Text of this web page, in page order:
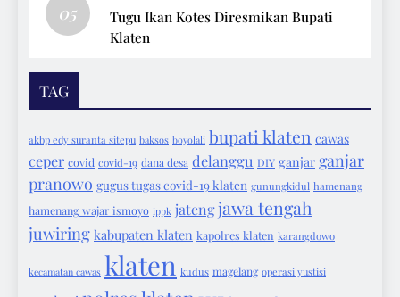
05
Tugu Ikan Kotes Diresmikan Bupati
Klaten
TAG
akbp edy suranta sitepu baksos boyolali bupati klaten cawas
ceper covid covid-19 dana desa delanggu DIY ganjar ganjar
pranowo gugus tugas covid-19 klaten gunungkidul hamenang
hamenang wajar ismoyo ippk jatengjawa tengah
juwiring kabupaten klaten kapolres klaten karangdowo
kecamatan cawas klaten kudus magelang operasi yustisi